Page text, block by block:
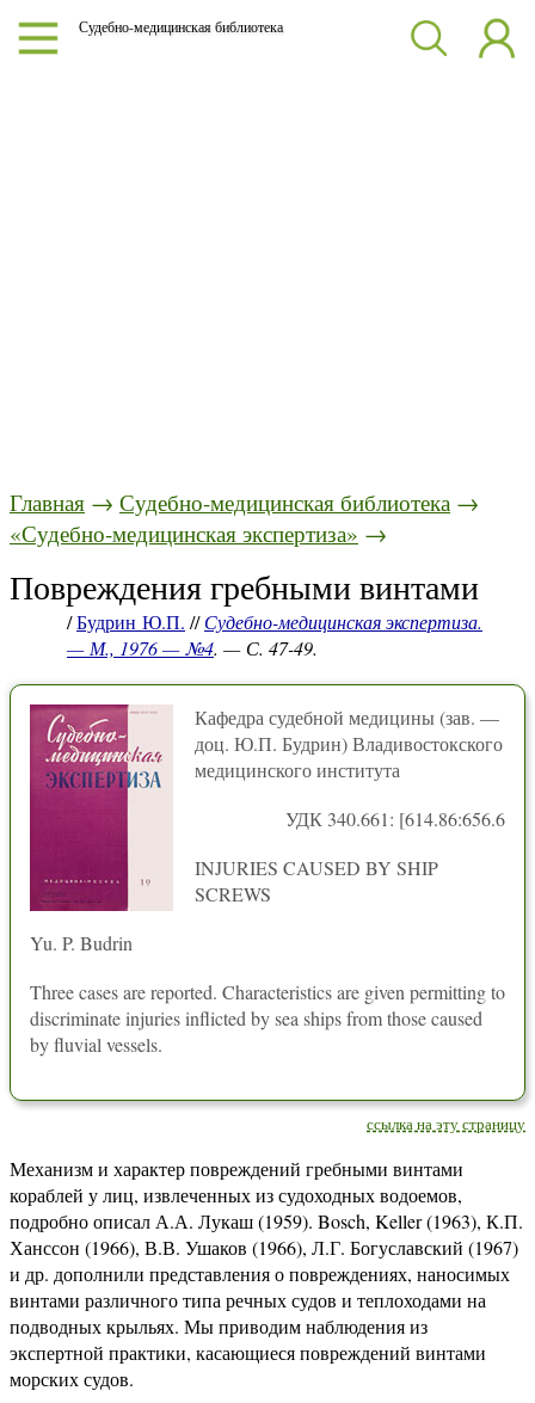
Судебно-медицинская библиотека
Главная → Судебно-медицинская библиотека →
«Судебно-медицинская экспертиза» →
Повреждения гребными винтами
/Будрин Ю.П. //Судебно-медицинская экспертиза.
— М., 1976 — №4. — С. 47-49.
Кафедра судебной медицины (зав. —
доц. Ю.П. Будрин) Владивостокского
медицинского института
УДК 340.661: [614.86:656.6
INJURIES CAUSED BY SHIP
SCREWS
Yu. P. Budrin
Three cases are reported. Characteristics are given permitting to
discriminate injuries inflicted by sea ships from those caused
by fluvial vessels.
ссылка на эту страницу
Механизм и характер повреждений гребными винтами
кораблей у лиц, извлеченных из судоходных водоемов,
подробно описал А.А. Лукаш (1959). Bosch, Keller (1963), К.П.
Ханссон (1966), В.В. Ушаков (1966), Л.Г. Богуславский (1967)
и др. дополнили представления о повреждениях, наносимых
винтами различного типа речных судов и теплоходами на
подводных крыльях. Мы приводим наблюдения из
экспертной практики, касающиеся повреждений винтами
морских судов.